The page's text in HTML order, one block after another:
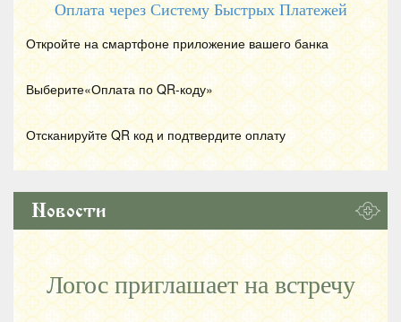
Оплата через Систему Быстрых Платежей
Откройте на смартфоне приложение вашего банка
Выберите«Оплата по QR-коду»
Отсканируйте QR код и подтвердите оплату
Новости
Логос приглашает на встречу